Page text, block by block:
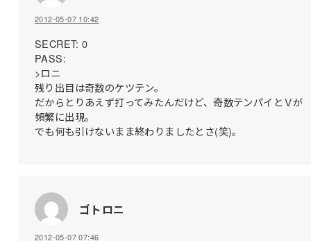
2012-05-07 10:42
SECRET: 0
PASS:
>ロニ
残り出目は奇数のケツテン。
だからとりあえず打ってみたんだけど、奇数テンパイとＶが
頻繁に出現。
でも何も引けないまま終わりましたとさ(笑)。
ゴトロニ
2012-05-07 07:46